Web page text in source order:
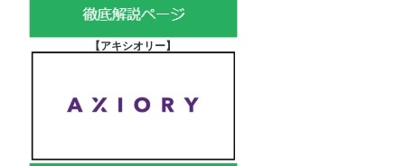
【アキシオリー】